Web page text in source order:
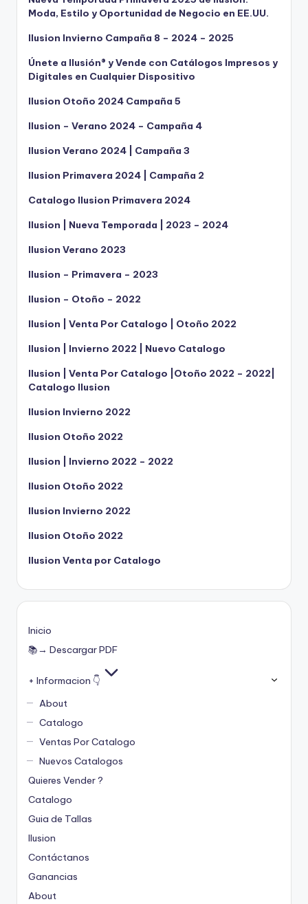
Moda, Estilo y Oportunidad de Negocio en EE.UU.
Ilusion Invierno Campaña 8 – 2024 – 2025
Únete a Ilusión® y Vende con Catálogos Impresos y
Digitales en Cualquier Dispositivo
Ilusion Otoño 2024 Campaña 5
Ilusion – Verano 2024 – Campaña 4
Ilusion Verano 2024 | Campaña 3
Ilusion Primavera 2024 | Campaña 2
Catalogo Ilusion Primavera 2024
Ilusion | Nueva Temporada | 2023 – 2024
Ilusion Verano 2023
Ilusion – Primavera – 2023
Ilusion – Otoño – 2022
Ilusion | Venta Por Catalogo | Otoño 2022
Ilusion | Invierno 2022 | Nuevo Catalogo
Ilusion | Venta Por Catalogo |Otoño 2022 – 2022|
Catalogo Ilusion
Ilusion Invierno 2022
Ilusion Otoño 2022
Ilusion | Invierno 2022 – 2022
Ilusion Otoño 2022
Ilusion Invierno 2022
Ilusion Otoño 2022
Ilusion Venta por Catalogo
Inicio
📚→ Descargar PDF
+ Informacion 👇
About
Catalogo
Ventas Por Catalogo
Nuevos Catalogos
Quieres Vender ?
Catalogo
Guia de Tallas
Ilusion
Contáctanos
Ganancias
About